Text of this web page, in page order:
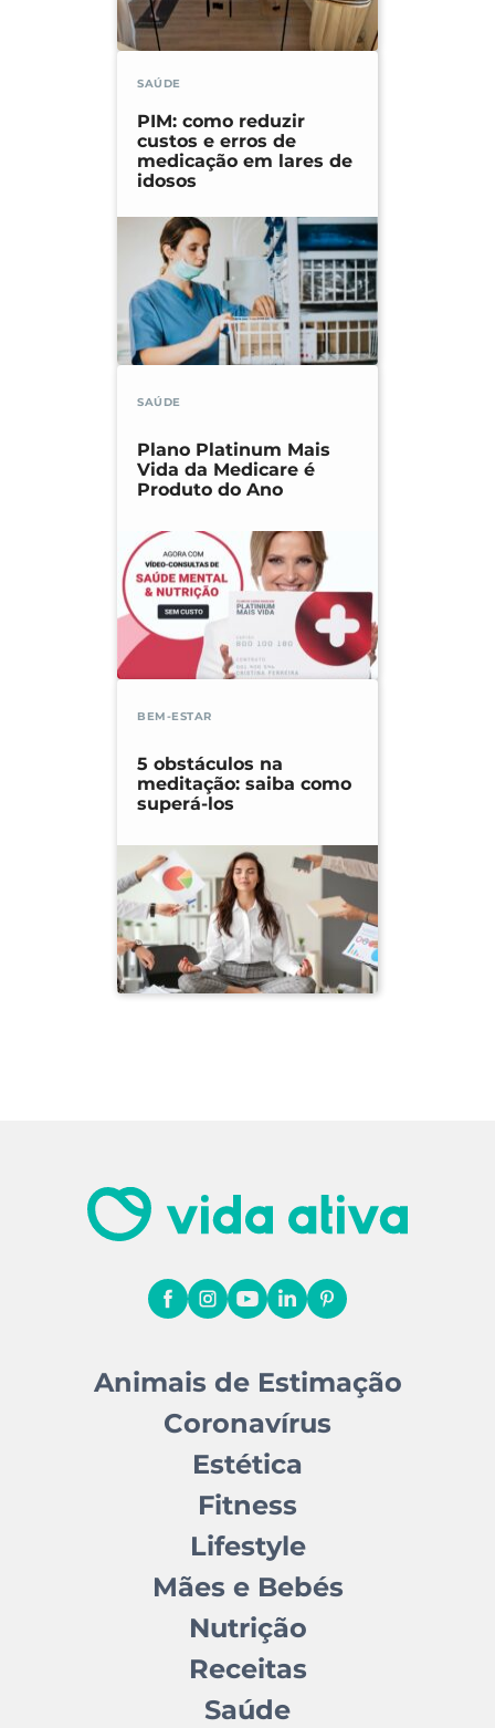
SAÚDE
PIM: como reduzir
custos e erros de
medicação em lares de
idosos
SAÚDE
Plano Platinum Mais
Vida da Medicare é
Produto do Ano
BEM-ESTAR
5 obstáculos na
meditação: saiba como
superá-los
Animais de Estimação
Coronavírus
Estética
Fitness
Lifestyle
Mães e Bebés
Nutrição
Receitas
Saúde